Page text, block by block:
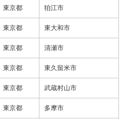
東京都 狛江市
東京都 東大和市
東京都 清瀬市
東京都 東久留米市
東京都 武蔵村山市
東京都 多摩市